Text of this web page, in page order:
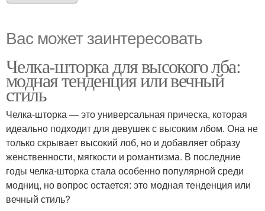
Вас может заинтересовать
Челка-шторка для высокого лба:
модная тенденция или вечный
стиль
Челка-шторка — это универсальная прическа, которая
идеально подходит для девушек с высоким лбом. Она не
только скрывает высокий лоб, но и добавляет образу
женственности, мягкости и романтизма. В последние
годы челка-шторка стала особенно популярной среди
модниц, но вопрос остается: это модная тенденция или
вечный стиль?